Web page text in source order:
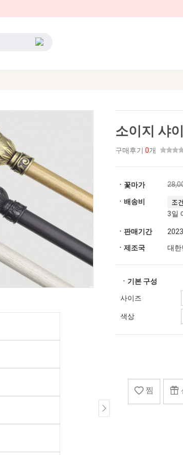
소이지 샤
구매후기 0개
ㆍ꽃마가
ㆍ배송비 조
3일
ㆍ판매기간
ㆍ제조국
대한
ㆍ기본 구성
사이즈
색상
찜